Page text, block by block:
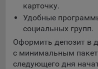
время пользования
Остальные - не более года.
Отключение
определять
наиболее и наименее
карточку.
Удобные
социальных групп.
Оформить депозит в
с минимальным
следующего дня